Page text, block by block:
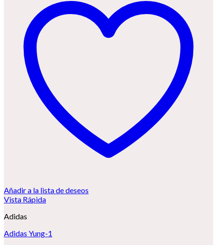
Añadir a la lista de deseos
Vista Rápida
Adidas
Adidas Yung-1